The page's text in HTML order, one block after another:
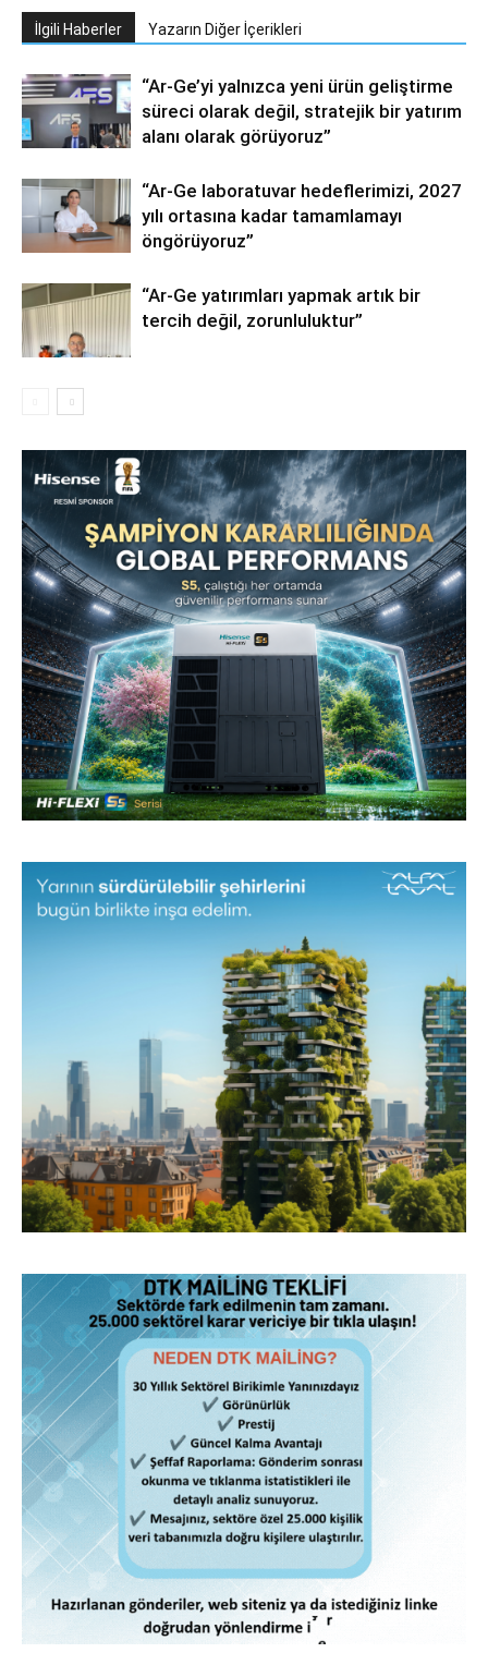
İlgili Haberler Yazarın Diğer İçerikleri
“Ar-Ge’yi yalnızca yeni ürün geliştirme
süreci olarak değil, stratejik bir yatırım
alanı olarak görüyoruz”
“Ar-Ge laboratuvar hedeflerimizi, 2027
yılı ortasına kadar tamamlamayı
öngörüyoruz”
“Ar-Ge yatırımları yapmak artık bir
tercih değil, zorunluluktur”